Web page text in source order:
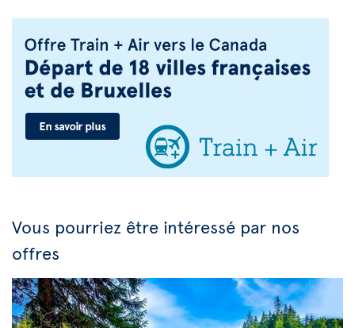
Vous pourriez être intéressé par nos
offres